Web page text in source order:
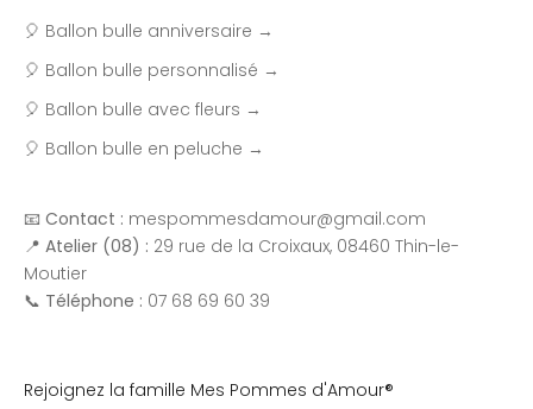
🎈 Ballon bulle anniversaire →
🎈 Ballon bulle personnalisé →
🎈 Ballon bulle avec fleurs →
🎈 Ballon bulle en peluche →
📧 Contact : mespommesdamour@gmail.com
📍 Atelier (08) : 29 rue de la Croixaux, 08460 Thin-le-
Moutier
📞 Téléphone : 07 68 69 60 39
Rejoignez la famille Mes Pommes d'Amour®